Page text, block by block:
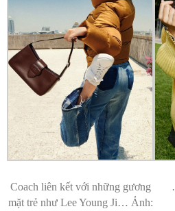
Coach liên kết với những gương
mặt trẻ như Lee Young Ji… Ảnh: